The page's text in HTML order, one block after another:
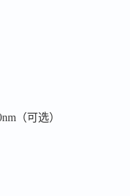
（可选）